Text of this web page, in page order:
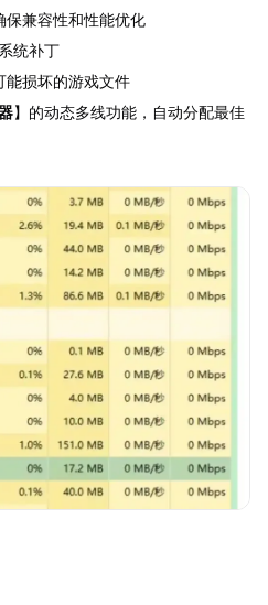
保兼容性和性能优化
统补丁
能损坏的游戏文件
】的动态多线功能，自动分配最佳